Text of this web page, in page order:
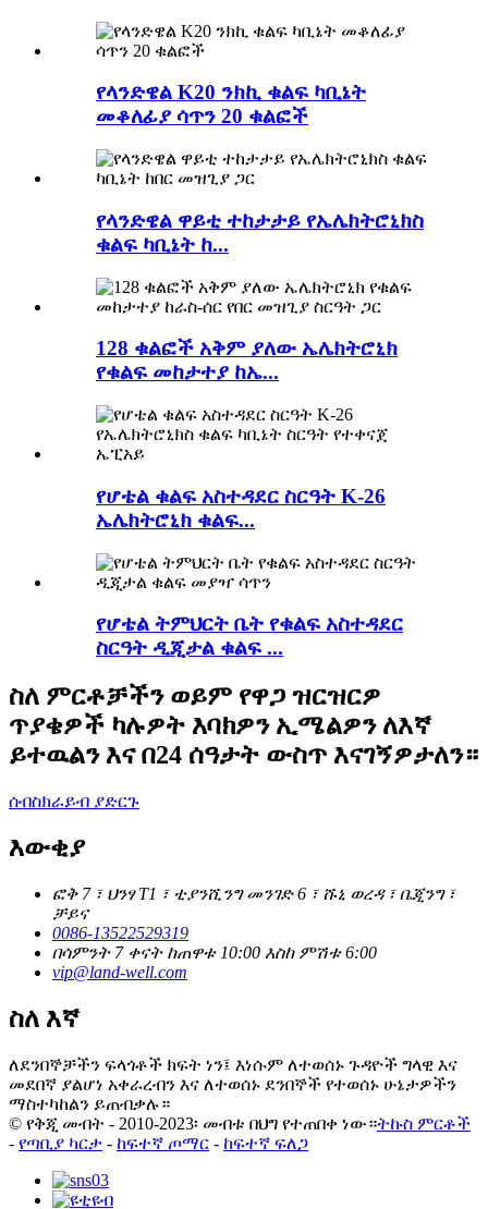
የላንድዌል K20 ንክኪ ቁልፍ ካቢኔት
መቆለፊያ ሳጥን 20 ቁልፎች
የላንድዌል ዋይቲ ተከታታይ የኤሌክትሮኒክስ
ቁልፍ ካቢኔት ከ...
128 ቁልፎች አቅም ያለው ኤሌክትሮኒክ
የቁልፍ መከታተያ ከኤ...
የሆቴል ቁልፍ አስተዳደር ስርዓት K-26
ኤሌክትሮኒክ ቁልፍ...
የሆቴል ትምህርት ቤት የቁልፍ አስተዳደር
ስርዓት ዲጂታል ቁልፍ ...
ስለ ምርቶቻችን ወይም የዋጋ ዝርዝርዎ
ጥያቄዎች ካሉዎት እባክዎን ኢሜልዎን ለእኛ
ይተዉልን እና በ24 ሰዓታት ውስጥ እናገኝዎታለን።
ሰብስክራይብ ያድርጉ
እውቂያ
ፎቅ 7 ፣ ህንፃ T1 ፣ ቲያንሺንግ መንገድ 6 ፣ ሹኒ ወረዳ ፣ ቤጂንግ ፣
ቻይና
0086-13522529319
በሳምንት 7 ቀናት ከጠዋቱ 10:00 እስከ ምሽቱ 6:00
vip@land-well.com
ስለ እኛ
ለደንበኞቻችን ፍላጎቶች ክፍት ነን፤ እነሱም ለተወሰኑ ጉዳዮች ግላዊ እና
መደበኛ ያልሆነ አቀራረብን እና ለተወሰኑ ደንበኞች የተወሰኑ ሁኔታዎችን
ማስተካከልን ይጠብቃሉ።
© የቅጂ መብት - 2010-2023፡ መብቱ በህግ የተጠበቀ ነው።ትኩስ ምርቶች
- የጣቢያ ካርታ - ከፍተኛ ጦማር - ከፍተኛ ፍለጋ